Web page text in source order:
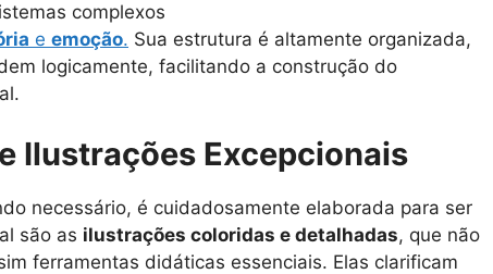
complexos
e emoção. Sua estrutura é altamente organizada,
logicamente, facilitando a construção do
Ilustrações Excepcionais
necessário, é cuidadosamente elaborada para ser
são as ilustrações coloridas e detalhadas, que não
ferramentas didáticas essenciais. Elas clarificam